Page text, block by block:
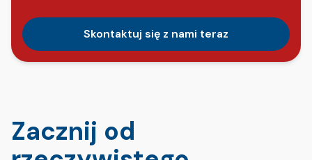
Skontaktuj się z nami teraz
Zacznij od